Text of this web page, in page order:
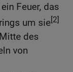
Feuer, das
um sie[2]
des
von